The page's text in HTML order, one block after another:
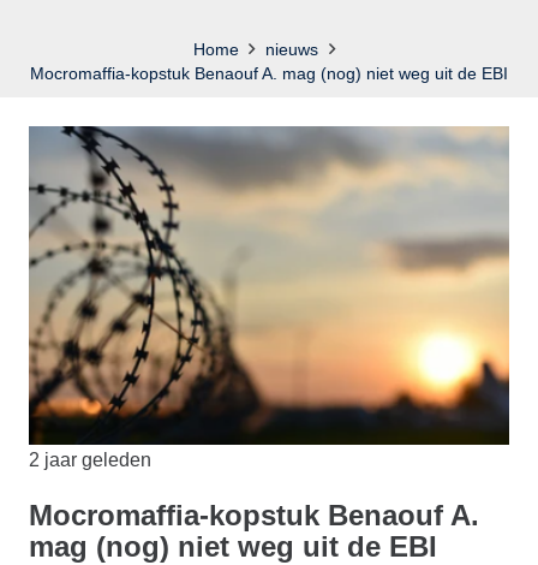
Home
nieuws
Mocromaffia-kopstuk Benaouf A. mag (nog) niet weg uit de EBI
2 jaar geleden
Mocromaffia-kopstuk Benaouf A.
mag (nog) niet weg uit de EBI